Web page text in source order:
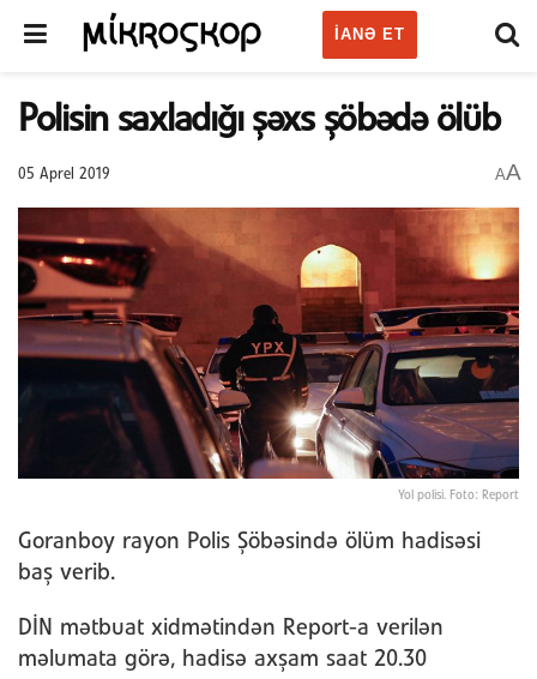
IANƏ ET
Polisin saxladığı şəxs şöbədə ölüb
05 Aprel 2019 AA
Yol polisi. Foto: Report
Goranboy rayon Polis Şöbəsində ölüm hadisəsi
baş verib.
DİN mətbuat xidmətindən Report-a verilən
məlumata görə, hadisə axşam saat 20.30